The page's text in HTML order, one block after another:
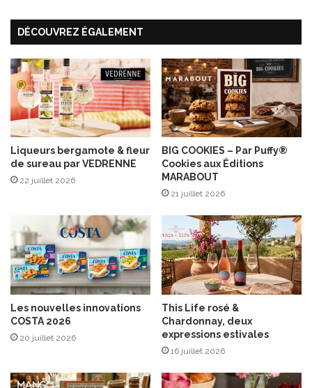
G
u
r
m
n
d
i
e
E
v
a
l
”
d
e
B
o
e
DÉCOUVREZ ÉGALEMENT
Liqueurs bergamote & fleur
de sureau par VEDRENNE
22 juillet 2026
BIG COOKIES – Par Puffy®
Cookies aux Éditions
MARABOUT
21 juillet 2026
Les nouvelles innovations
COSTA 2026
20 juillet 2026
This Life rosé &
Chardonnay, deux
expressions estivales
16 juillet 2026